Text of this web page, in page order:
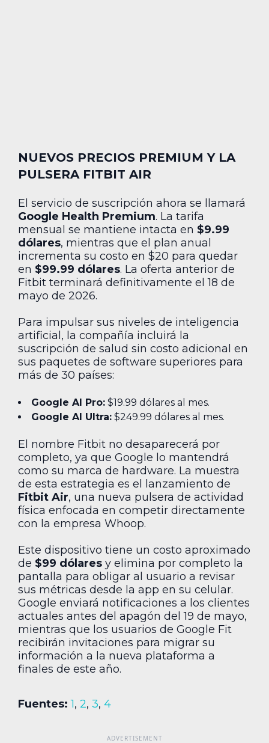
NUEVOS PRECIOS PREMIUM Y LA
PULSERA FITBIT AIR
El servicio de suscripción ahora se llamará
Google Health Premium. La tarifa
mensual se mantiene intacta en $9.99
dólares, mientras que el plan anual
incrementa su costo en $20 para quedar
en $99.99 dólares. La oferta anterior de
Fitbit terminará definitivamente el 18 de
mayo de 2026.
Para impulsar sus niveles de inteligencia
artificial, la compañía incluirá la
suscripción de salud sin costo adicional en
sus paquetes de software superiores para
más de 30 países:
Google AI Pro: $19.99 dólares al mes.
Google AI Ultra: $249.99 dólares al mes.
El nombre Fitbit no desaparecerá por
completo, ya que Google lo mantendrá
como su marca de hardware. La muestra
de esta estrategia es el lanzamiento de
Fitbit Air, una nueva pulsera de actividad
física enfocada en competir directamente
con la empresa Whoop.
Este dispositivo tiene un costo aproximado
de $99 dólares y elimina por completo la
pantalla para obligar al usuario a revisar
sus métricas desde la app en su celular.
Google enviará notificaciones a los clientes
actuales antes del apagón del 19 de mayo,
mientras que los usuarios de Google Fit
recibirán invitaciones para migrar su
información a la nueva plataforma a
finales de este año.
Fuentes: 1, 2, 3, 4